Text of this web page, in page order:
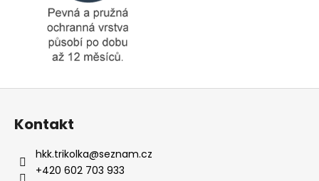
Kontakt
hkk.trikolka@seznam.cz
+420 602 703 933